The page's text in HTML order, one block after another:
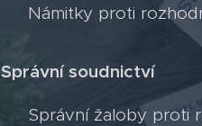
Námitky proti
Správní soudnictví
Správní žaloby proti